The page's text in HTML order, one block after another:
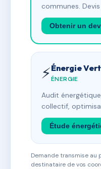
communes.
Obtenir un
⚡Énergie
ÉNERGIE
Audit
collectif,
Étude
Demande transmise au
destinataire de vos